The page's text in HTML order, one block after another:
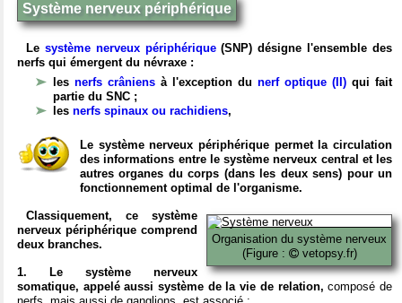
Système nerveux périphérique
Le système nerveux périphérique(SNP) désigne l'ensemble des
nerfs qui émergent du névraxe :
les nerfs crâniens à l'exception du nerf optique (II) qui fait
partie du SNC ;
les nerfs spinaux ou rachidiens,
Le système nerveux périphérique permet la circulation
des informations entre le système nerveux central et les
autres organes du corps (dans les deux sens) pour un
fonctionnement optimal de l'organisme.
Organisation du système nerveux
(Figure :
vetopsy.fr)
Classiquement, ce système
nerveux périphérique comprend
deux branches.
1. Le système nerveux
somatique, appelé aussi système de la vie de relation, composé de